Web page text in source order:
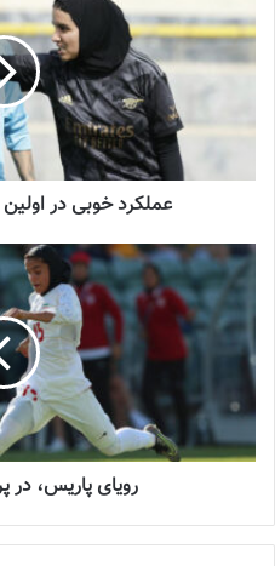
شماره 1054 روزنامه فوتبالز منتشر شد
2023-12-25
شماره 900 روزنامه فوتبالز منتشر شد
2023-06-14
شماره 918 روزنامه فوتبالز منتشر شد
2023-07-07
طبق دستور سرمربی، تمرین حفظ
اساس شیوه بازی فیلیپین به اجرا
دیگر بخش تمرینات ملی‌پوشان را
عملکرد خوبی در اولین دیدار
عملکرد خوبی در
رویای پاریس، در